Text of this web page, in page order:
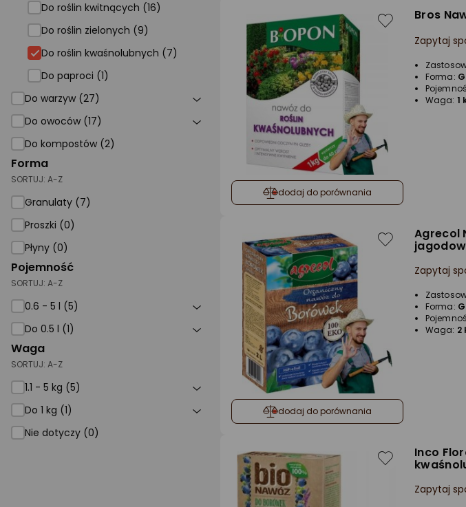
Do roślin kwitnących (16)
Do roślin zielonych (9)
Do roślin kwaśnolubnych (7)
Do paproci (1)
Do warzyw (27)
Do owoców (17)
Do kompostów (2)
Forma
SORTUJ: A-Z
Granulaty (7)
Proszki (0)
Płyny (0)
Pojemność
SORTUJ: A-Z
0.6 - 5 l (5)
Do 0.5 l (1)
Waga
SORTUJ: A-Z
1.1 - 5 kg (5)
Do 1 kg (1)
Nie dotyczy (0)
dodaj do porównania
Bros
Zapytaj
Forma:
Waga: 1
dodaj do porównania
Agrecol
Zapytaj
Forma:
Waga: 2
Inco
Zapytaj